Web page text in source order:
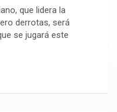
que lidera la
derrotas, será
se jugará este